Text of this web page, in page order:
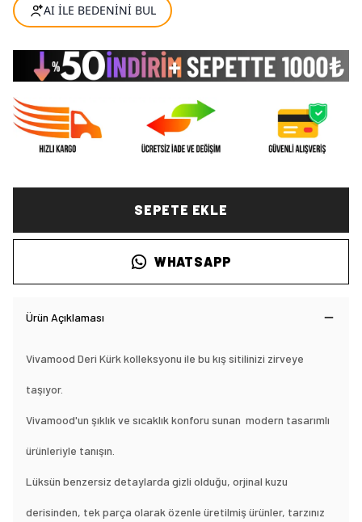
SEPETE EKLE
WHATSAPP
Ürün Açıklaması
Vivamood Deri Kürk kolleksyonu ile bu kış sitilinizi zirveye
taşıyor.
Vivamood'un şıklık ve sıcaklık konforu sunan modern tasarımlı
ürünleriyle tanışın.
Lüksün benzersiz detaylarda gizli olduğu, orjinal kuzu
derisinden, tek parça olarak özenle üretilmiş ürünler, tarzınız